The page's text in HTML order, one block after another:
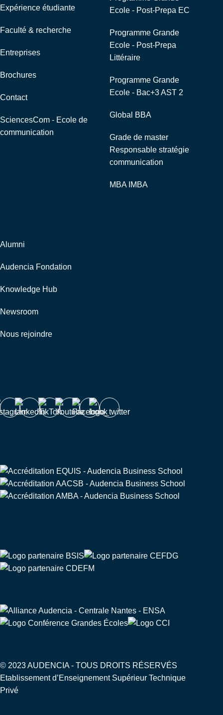
Expérience étudiante
Faculté & recherche
Entreprises
Brochures
Contact
SciencesCom - Ecole de
communication
Ecole - Post-Prepa EC
Programme Grande
Ecole - Post-Prepa
Littéraire
Programme Grande
Ecole - Bac+3 AST 2
Global BBA
Grade de master
Responsable stratégie
communication
MBA IMBA
Alumni
Audencia Fondation
Knowledge Hub
Newsroom
Nous rejoindre
© 2023 AUDENCIA - TOUS DROITS RÉSERVÉS
Etablissement d’Enseignement Supérieur Technique
Privé